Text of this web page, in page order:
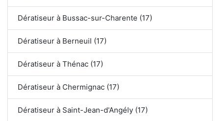
Dératiseur à Bussac-sur-Charente (17)
Dératiseur à Berneuil (17)
Dératiseur à Thénac (17)
Dératiseur à Chermignac (17)
Dératiseur à Saint-Jean-d'Angély (17)